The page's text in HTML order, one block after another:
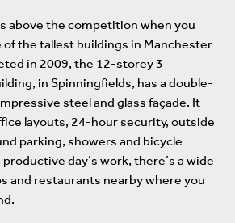
above the competition when you
of the tallest buildings in Manchester
in 2009, the 12-storey 3
in Spinningfields, has a double-
steel and glass façade. It
layouts, 24-hour security, outside
parking, showers and bicycle
day’s work, there’s a wide
and restaurants nearby where you